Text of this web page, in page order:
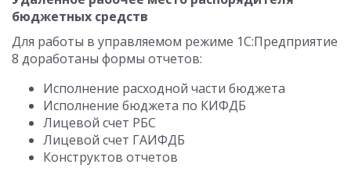
бюджетных средств
Для работы в управляемом режиме 1С:Предприятие
8 доработаны формы отчетов:
Исполнение расходной части бюджета
Исполнение бюджета по КИФДБ
Лицевой счет РБС
Лицевой счет ГАИФДБ
Конструктов отчетов